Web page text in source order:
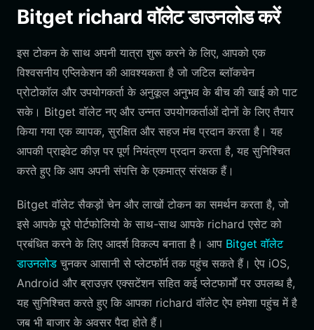
Bitget richard वॉलेट डाउनलोड करें
इस टोकन के साथ अपनी यात्रा शुरू करने के लिए, आपको एक
विश्वसनीय एप्लिकेशन की आवश्यकता है जो जटिल ब्लॉकचेन
प्रोटोकॉल और उपयोगकर्ता के अनुकूल अनुभव के बीच की खाई को पाट
सके। Bitget वॉलेट नए और उन्नत उपयोगकर्ताओं दोनों के लिए तैयार
किया गया एक व्यापक, सुरक्षित और सहज मंच प्रदान करता है। यह
आपकी प्राइवेट कीज़ पर पूर्ण नियंत्रण प्रदान करता है, यह सुनिश्चित
करते हुए कि आप अपनी संपत्ति के एकमात्र संरक्षक हैं।
Bitget वॉलेट सैकड़ों चेन और लाखों टोकन का समर्थन करता है, जो
इसे आपके पूरे पोर्टफोलियो के साथ-साथ आपके richard एसेट को
प्रबंधित करने के लिए आदर्श विकल्प बनाता है। आप Bitget वॉलेट
डाउनलोड चुनकर आसानी से प्लेटफॉर्म तक पहुंच सकते हैं। ऐप iOS,
Android और ब्राउज़र एक्सटेंशन सहित कई प्लेटफार्मों पर उपलब्ध है,
यह सुनिश्चित करते हुए कि आपका richard वॉलेट ऐप हमेशा पहुंच में है
जब भी बाजार के अवसर पैदा होते हैं।